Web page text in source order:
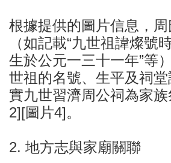
根據提供的圖片信息，
（如記載“九世祖諱燦號
生於公元一三十一年”等
世祖的名號、生平及祠
實九世習濟周公祠為家
2][圖片4]。
2. 地方志與家廟關聯